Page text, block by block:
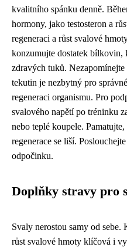
kvalitního spánku denně.
hormony, jako testosteron a
regeneraci a růst svalové
konzumujte dostatek bílkovin,
zdravých tuků.
tekutin je nezbytný pro
regeneraci organismu. Pro
svalového napětí po tréninku
nebo teplé koupele.
regenerace se liší.
odpočinku.
Doplňky stravy pro
Svaly nerostou samy od
růst svalové hmoty klíčová i